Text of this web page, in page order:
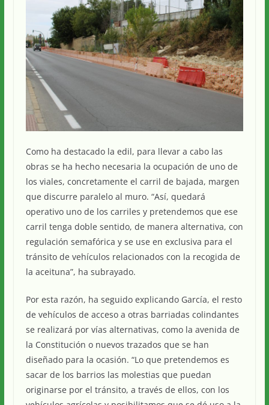
Como ha destacado la edil, para llevar a cabo las
obras se ha hecho necesaria la ocupación de uno de
los viales, concretamente el carril de bajada, margen
que discurre paralelo al muro. “Así, quedará
operativo uno de los carriles y pretendemos que ese
carril tenga doble sentido, de manera alternativa, con
regulación semafórica y se use en exclusiva para el
tránsito de vehículos relacionados con la recogida de
la aceituna”, ha subrayado.
Por esta razón, ha seguido explicando García, el resto
de vehículos de acceso a otras barriadas colindantes
se realizará por vías alternativas, como la avenida de
la Constitución o nuevos trazados que se han
diseñado para la ocasión. “Lo que pretendemos es
sacar de los barrios las molestias que puedan
originarse por el tránsito, a través de ellos, con los